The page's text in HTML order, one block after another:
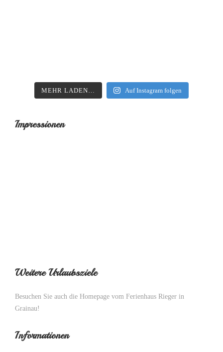
MEHR LADEN… Auf Instagram folgen
Impressionen
Weitere Urlaubsziele
Besuchen Sie auch die Homepage vom Ferienhaus Rieger in
Grainau!
Informationen